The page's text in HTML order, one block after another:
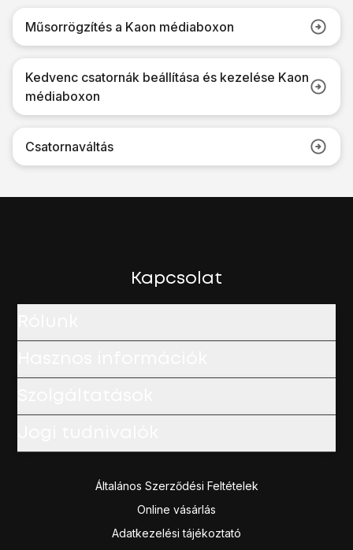
Műsorrögzítés a Kaon médiaboxon
Kedvenc csatornák beállítása és kezelése Kaon
médiaboxon
Csatornaváltás
Kapcsolat
Általános Szerződési Feltételek
Online vásárlás
Adatkezelési tájékoztató